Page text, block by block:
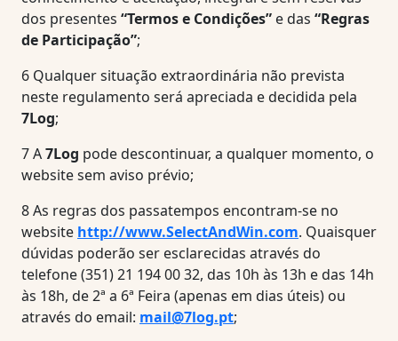
dos presentes “Termos e Condições” e das “Regras
de Participação”;
6 Qualquer situação extraordinária não prevista
neste regulamento será apreciada e decidida pela
7Log;
7A7Log pode descontinuar, a qualquer momento, o
website sem aviso prévio;
8As regras dos passatempos encontram-se no
website http://www.SelectAndWin.com. Quaisquer
dúvidas poderão ser esclarecidas através do
telefone (351) 21 194 00 32, das 10h às 13h e das 14h
às 18h, de 2ª a 6ª Feira (apenas em dias úteis) ou
através do email: mail@7log.pt;